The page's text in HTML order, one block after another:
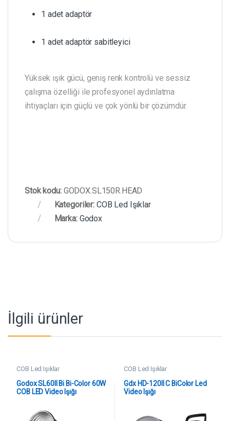
1 adet adaptör
1 adet adaptör sabitleyici
Yüksek ışık gücü, geniş renk kontrolü ve sessiz
çalışma özelliği ile profesyonel aydınlatma
ihtiyaçları için güçlü ve çok yönlü bir çözümdür.
Stok kodu: GODOX.SL150R.HEAD
Kategoriler: COB Led Işıklar
Marka: Godox
İlgili ürünler
COB Led Işıklar
Godox SL60II Bi Bi-Color 60W
COB LED Video Işığı
COB Led Işıklar
Gdx HD-120II C BiColor Led
Video Işığı